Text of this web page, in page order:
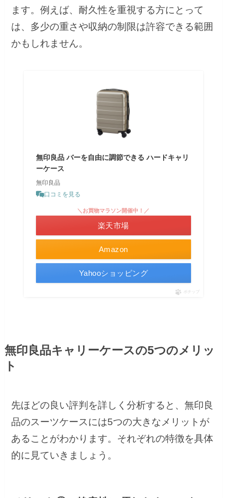
ます。例えば、耐久性を重視する方にとって
は、多少の重さや収納の制限は許容できる範囲
かもしれません。
無印良品 バーを自由に調節できる ハードキャリ
ーケース
無印良品
口コミを見る
Amazon
＼お買物マラソン開催中！／
楽天市場
Yahooショッピング
ポチップ
無印良品キャリーケースの5つのメリッ
ト
先ほどの良い評判を詳しく分析すると、無印良
品のスーツケースには5つの大きなメリットが
あることがわかります。それぞれの特徴を具体
的に見ていきましょう。